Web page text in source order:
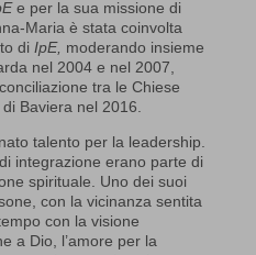
e per la sua missione di
Maria è stata coinvolta
di IpE, moderando insieme
nel 2004 e nel 2007,
tra le Chiese
Baviera nel 2016.
talento per la leadership.
integrazione erano parte di
spirituale. Uno dei suoi
con la vicinanza sentita
con la visione
a Dio, l’amore per la